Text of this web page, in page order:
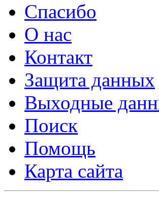
Спасибо
О нас
Контакт
Защита данных
Выходные
Поиск
Помощь
Карта сайта